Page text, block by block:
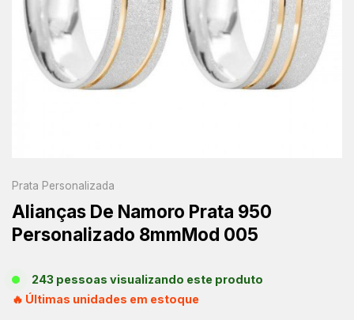
Prata Personalizada
Alianças De Namoro Prata 950
Personalizado 8mmMod 005
243 pessoas visualizando este produto
🔥 Últimas unidades em estoque